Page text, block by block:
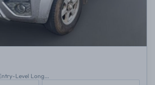
Level Long...